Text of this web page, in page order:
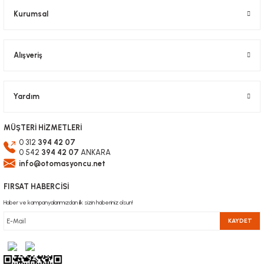
Kurumsal
Alışveriş
Yardım
MÜŞTERİ HİZMETLERİ
0 312 394 42 07
0 542 394 42 07 ANKARA
info@otomasyoncu.net
FIRSAT HABERCİSİ
Haber ve kampanyalarımızdan ilk sizin haberiniz olsun!
KAYDET